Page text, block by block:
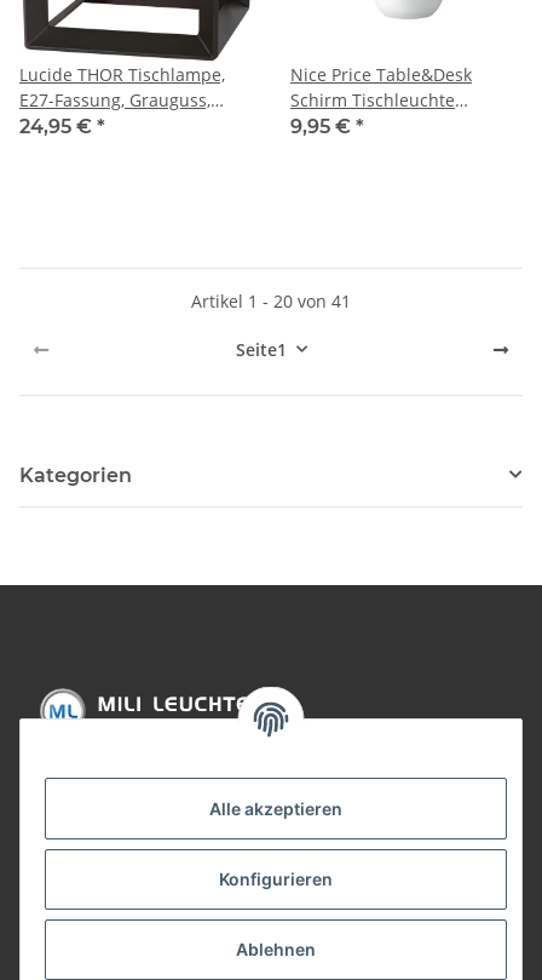
Alle akzeptieren
Konfigurieren
Ablehnen
Lucide THOR Tischlampe,
E27-Fassung, Grauguss,
modernes Design
24,95 € *
Nice Price Table&Desk
Schirm Tischleuchte
max.1x40W E14 Weiß 230V
9,95 € *
Artikel 1 - 20 von 41
Seite1
Kategorien
Gesetzliche Informationen
Bezahlung